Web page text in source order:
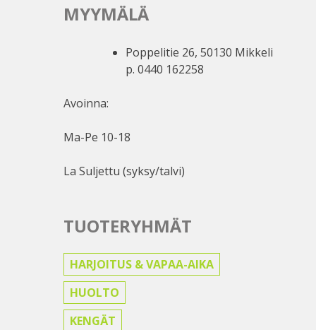
MYYMÄLÄ
Poppelitie 26, 50130 Mikkeli
p. 0440 162258
Avoinna:
Ma-Pe 10-18
La Suljettu (syksy/talvi)
TUOTERYHMÄT
HARJOITUS & VAPAA-AIKA
HUOLTO
KENGÄT